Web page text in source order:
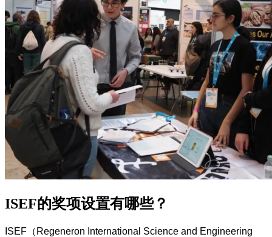
ISEF的奖项设置有哪些？
ISEF（Regeneron International Science and Engineering